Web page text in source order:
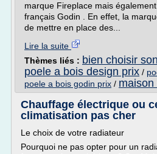
marque Fireplace mais
français Godin . En effet, la
de mettre en place des...
Lire la suite
Thèmes liés : bien choisir
poele a bois design prix /
poele a bois godin prix /
Chauffage électrique ou
climatisation pas cher
Le choix de votre radiateur
Pourquoi ne pas opter pour un